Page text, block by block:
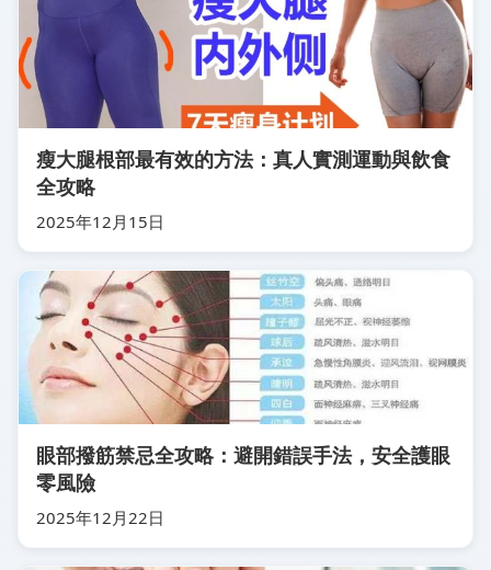
瘦大腿根部最有效的方法：真人實測運動與飲食
全攻略
2025年12月15日
眼部撥筋禁忌全攻略：避開錯誤手法，安全護眼
零風險
2025年12月22日